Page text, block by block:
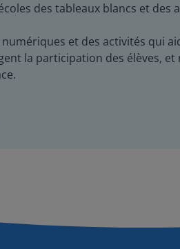
des tableaux blancs et des
et des activités qui
la participation des élèves, et